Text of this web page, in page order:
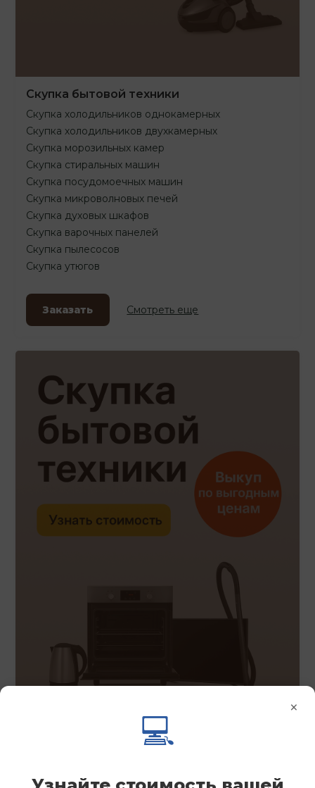
Скупка бытовой техники
Скупка холодильников однокамерных
Скупка холодильников двухкамерных
Скупка морозильных камер
Скупка стиральных машин
Скупка посудомоечных машин
Скупка микроволновых печей
Скупка духовых шкафов
Скупка варочных панелей
Скупка пылесосов
Скупка утюгов
Заказать Смотреть еще
×
💻